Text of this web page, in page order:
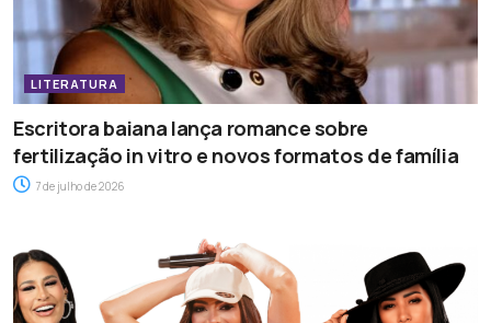
LITERATURA
Escritora baiana lança romance sobre
fertilização in vitro e novos formatos de família
7 de julho de 2026